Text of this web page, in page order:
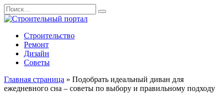
Перейти
к
содержанию
Search
for:
Строительство
Ремонт
Дизайн
Советы
Главная страница » Подобрать идеальный диван для
ежедневного сна – советы по выбору и правильному подходу